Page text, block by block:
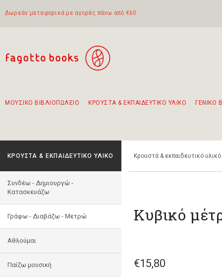
Δωρεάν μεταφορικά με αγορές πάνω από €60
ΜΟΥΣΙΚΟ ΒΙΒΛΙΟΠΩΛΕΙΟ ΚΡΟΥΣΤΑ & ΕΚΠΑΙΔΕΥΤΙΚΟ ΥΛΙΚΟ ΓΕΝΙΚΟ
ΚΡΟΥΣΤΑ & ΕΚΠΑΙΔΕΥΤΙΚΟ ΥΛΙΚΟ
Συνδέω - Δημιουργώ -
Kατασκευάζω
Γράφω - Διαβάζω - Μετρώ
Αθλούμαι
Παίζω μουσική
Κρουστά & εκπαιδευτικό υλικό
Κυβικό
€15,80